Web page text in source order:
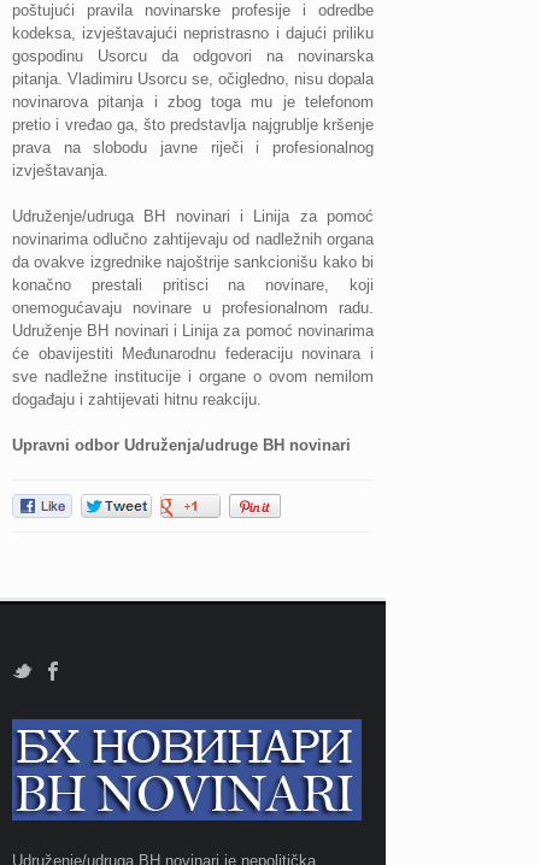
poštujući pravila novinarske profesije i odredbe
kodeksa, izvještavajući nepristrasno i dajući priliku
gospodinu Usorcu da odgovori na novinarska
pitanja. Vladimiru Usorcu se, očigledno, nisu dopala
novinarova pitanja i zbog toga mu je telefonom
pretio i vređao ga, što predstavlja najgrublje kršenje
prava na slobodu javne riječi i profesionalnog
izvještavanja.
Udruženje/udruga BH novinari i Linija za pomoć
novinarima odlučno zahtijevaju od nadležnih organa
da ovakve izgrednike najoštrije sankcionišu kako bi
konačno prestali pritisci na novinare, koji
onemogućavaju novinare u profesionalnom radu.
Udruženje BH novinari i Linija za pomoć novinarima
će obavijestiti Međunarodnu federaciju novinara i
sve nadležne institucije i organe o ovom nemilom
događaju i zahtijevati hitnu reakciju.
Upravni odbor Udruženja/udruge BH novinari
Udruženje/udruga BH novinari je nepolitička,